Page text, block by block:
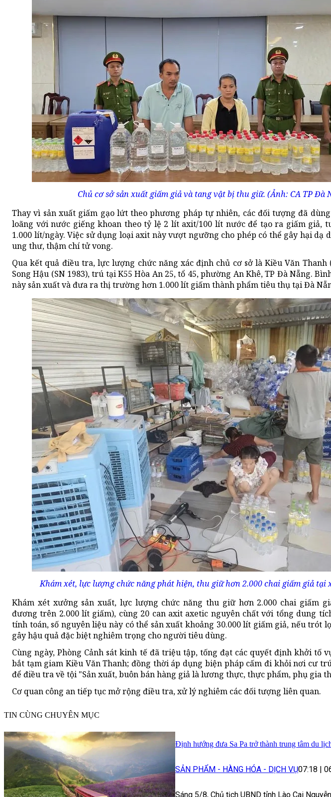
Chủ cơ sở sản xuất giấm giả và tang vật bị thu giữ. (Ảnh: CA TP Đà
Thay vì sản xuất giấm gạo lứt theo phương pháp tự nhiên, các đối tượng đã
loãng với nước giếng khoan theo tỷ lệ 2 lít axit/100 lít nước để tạo ra giấm giả,
1.000 lít/ngày. Việc sử dụng loại axit này vượt ngưỡng cho phép có thể gây hại dạ
ung thư, thậm chí tử vong.
Qua kết quả điều tra, lực lượng chức năng xác định chủ cơ sở là Kiều Văn Thanh
Song Hậu (SN 1983), trú tại K55 Hòa An 25, tổ 45, phường An Khê, TP Đà Nẵng.
này sản xuất và đưa ra thị trường hơn 1.000 lít giấm thành phẩm tiêu thụ tại Đà
Khám xét, lực lượng chức năng phát hiện, thu giữ hơn 2.000 chai giấm giả tại
Khám xét xưởng sản xuất, lực lượng chức năng thu giữ hơn 2.000 chai giấm
đương trên 2.000 lít giấm), cùng 20 can axit axetic nguyên chất với tổng dung
tính toán, số nguyên liệu này có thể sản xuất khoảng 30.000 lít giấm giả, nếu trót
gây hậu quả đặc biệt nghiêm trọng cho người tiêu dùng.
Cùng ngày, Phòng Cảnh sát kinh tế đã triệu tập, tống đạt các quyết định khởi tố
bắt tạm giam Kiều Văn Thanh; đồng thời áp dụng biện pháp cấm đi khỏi nơi cư
để điều tra về tội "Sản xuất, buôn bán hàng giả là lương thực, thực phẩm, phụ gia
Cơ quan công an tiếp tục mở rộng điều tra, xử lý nghiêm các đối tượng liên quan.
TIN CÙNG CHUYÊN MỤC
Định hướng đưa Sa Pa trở thành trung tâm du
SẢN PHẨM - HÀNG HÓA - DỊCH VỤ07:18
Sáng 5/8, Chủ tịch UBND tỉnh Lào Cai